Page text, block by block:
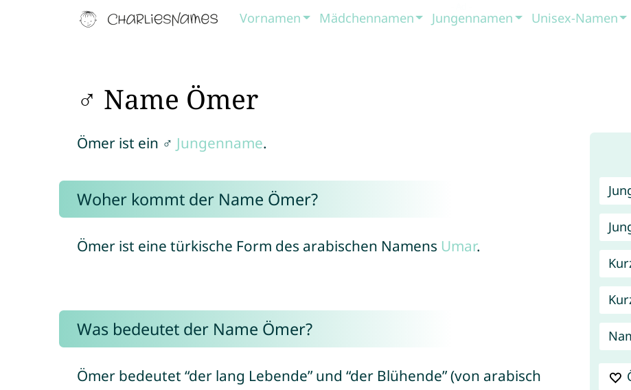
Vornamen Mädchennamen Jungennamen Unisex-Namen
♂ Name Ömer
Ömer ist ein ♂ Jungenname.
Woher kommt der Name Ömer?
Ömer ist eine türkische Form des arabischen Namens Umar.
Was bedeutet der Name Ömer?
Ömer bedeutet “der lang Lebende” und “der Blühende” (von arabisch